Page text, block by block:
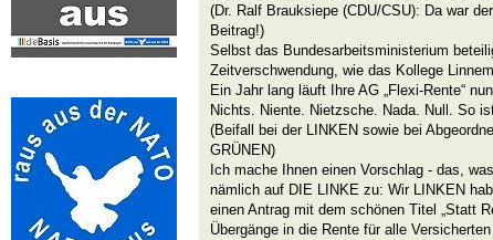
(Dr. Ralf Brauksiepe (CDU/CSU): Da war
Beitrag!)
Selbst das Bundesarbeitsministerium
Zeitverschwendung, wie das Kollege
Ein Jahr lang läuft Ihre AG „Flexi-Rente“
Nichts. Niente. Nietzsche. Nada. Null. So
(Beifall bei der LINKEN sowie bei
GRÜNEN)
Ich mache Ihnen einen Vorschlag - das,
nämlich auf DIE LINKE zu: Wir LINKEN
einen Antrag mit dem schönen Titel „Statt
Übergänge in die Rente für alle